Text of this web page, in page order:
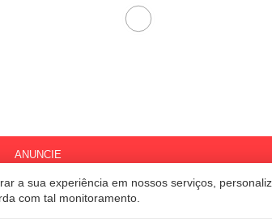
a sua experiência em nossos serviços,
com tal monitoramento.
ANUNCIE